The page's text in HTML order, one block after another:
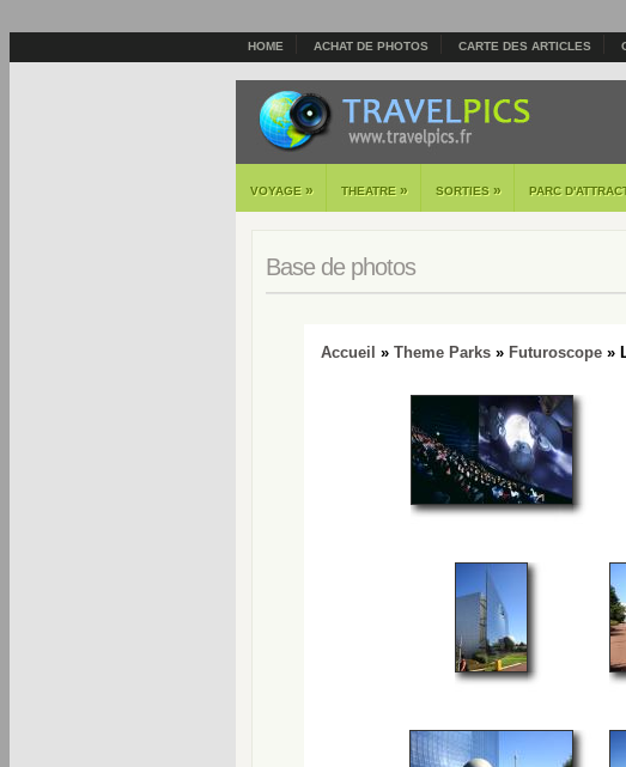
HOME ACHAT DE PHOTOS CARTE DES ARTICLES
VOYAGE » THEATRE » SORTIES » PARC
Base de photos
Accueil » Theme Parks » Futuroscope »